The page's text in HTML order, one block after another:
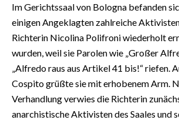
Im Gerichtssaal von Bologna befanden
einigen Angeklagten zahlreiche
Richterin Nicolina Polifroni wiederholt
wurden, weil sie Parolen wie „Großer
„Alfredo raus aus Artikel 41 bis!“ riefen.
Cospito grüßte sie mit erhobenem Arm.
Verhandlung verwies die Richterin
anarchistische Aktivisten des Saales und